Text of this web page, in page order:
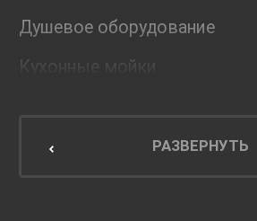
Душевое оборудование
Кухонные мойки
Мебель для кухниРАЗВЕРНУТЬ